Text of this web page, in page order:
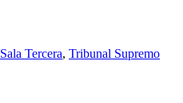
Sala Tercera, Tribunal Supremo